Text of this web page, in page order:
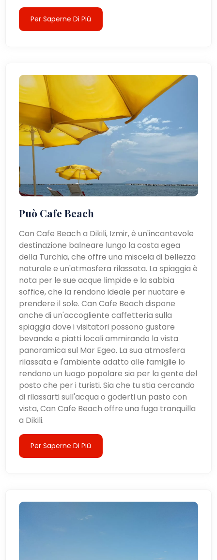
Per Saperne Di Più
Può Cafe Beach
Can Cafe Beach a Dikili, Izmir, è un'incantevole
destinazione balneare lungo la costa egea
della Turchia, che offre una miscela di bellezza
naturale e un'atmosfera rilassata. La spiaggia è
nota per le sue acque limpide e la sabbia
soffice, che la rendono ideale per nuotare e
prendere il sole. Can Cafe Beach dispone
anche di un'accogliente caffetteria sulla
spiaggia dove i visitatori possono gustare
bevande e piatti locali ammirando la vista
panoramica sul Mar Egeo. La sua atmosfera
rilassata e l'ambiente adatto alle famiglie lo
rendono un luogo popolare sia per la gente del
posto che per i turisti. Sia che tu stia cercando
di rilassarti sull'acqua o goderti un pasto con
vista, Can Cafe Beach offre una fuga tranquilla
a Dikili.
Per Saperne Di Più